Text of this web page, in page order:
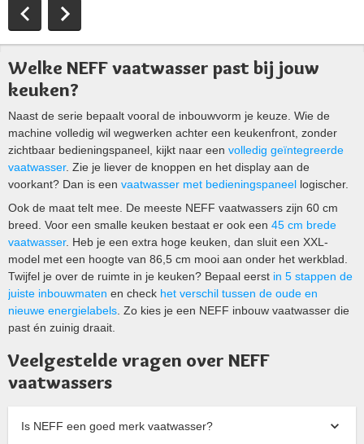
Welke NEFF vaatwasser past bij jouw
keuken?
Naast de serie bepaalt vooral de inbouwvorm je keuze. Wie de
machine volledig wil wegwerken achter een keukenfront, zonder
zichtbaar bedieningspaneel, kijkt naar een volledig geïntegreerde
vaatwasser. Zie je liever de knoppen en het display aan de
voorkant? Dan is een vaatwasser met bedieningspaneel logischer.
Ook de maat telt mee. De meeste NEFF vaatwassers zijn 60 cm
breed. Voor een smalle keuken bestaat er ook een 45 cm brede
vaatwasser. Heb je een extra hoge keuken, dan sluit een XXL-
model met een hoogte van 86,5 cm mooi aan onder het werkblad.
Twijfel je over de ruimte in je keuken? Bepaal eerst in 5 stappen de
juiste inbouwmaten en check het verschil tussen de oude en
nieuwe energielabels . Zo kies je een NEFF inbouw vaatwasser die
past én zuinig draait.
Veelgestelde vragen over NEFF
vaatwassers
Is NEFF een goed merk vaatwasser?